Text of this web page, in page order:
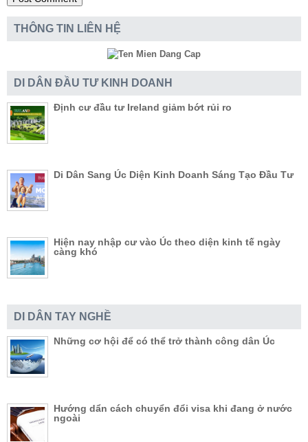
THÔNG TIN LIÊN HỆ
DI DÂN ĐẦU TƯ KINH DOANH
Định cư đầu tư Ireland giảm bớt rủi ro
Di Dân Sang Úc Diện Kinh Doanh Sáng Tạo Đầu Tư
Hiện nay nhập cư vào Úc theo diện kinh tế ngày
càng khó
DI DÂN TAY NGHỀ
Những cơ hội để có thể trở thành công dân Úc
Hướng dẩn cách chuyển đổi visa khi đang ở nước
ngoài